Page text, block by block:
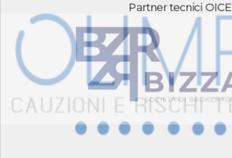
Partner tecnici OICE